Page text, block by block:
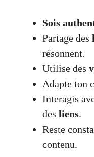
Sois
Partage des
résonnent.
Utilise des
Adapte ton
Interagis
des liens.
Reste
contenu.